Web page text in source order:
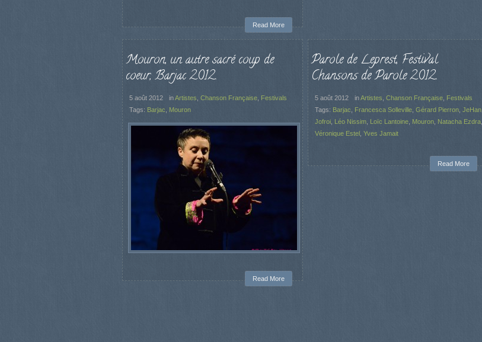
Read More
Mouron, un autre sacré coup de
coeur, Barjac 2012.
5 août 2012 inArtistes Chanson Française Festivals
Tags: Barjac Mouron
Read More
Parole de Leprest, Festival
Chansons de Parole 2012.
5 août 2012 inArtistes Chanson Française, Festivals
Tags: Barjac Francesca Solleville, Gérard Pierron, JeHan,
Jofroi, Léo Nissim, Loïc Lantoine, Mouron, Natacha Ezdra,
Véronique Estel, Yves Jamait
Read More